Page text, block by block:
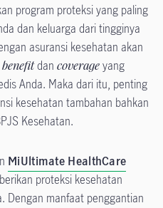
program proteksi yang paling
dan keluarga dari tingginya
asuransi kesehatan akan
benefitdan coverageyang
Anda. Maka dari itu, penting
kesehatan tambahan bahkan
Kesehatan.
MiUltimate HealthCare
proteksi kesehatan
Dengan manfaat penggantian